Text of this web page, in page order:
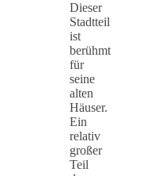
Dieser
Stadtteil
ist
berühmt
für
seine
alten
Häuser.
Ein
relativ
großer
Teil